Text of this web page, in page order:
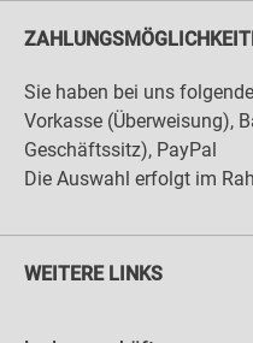
Sie haben bei uns
Vorkasse (Überweisung),
Geschäftssitz), PayPal
Die Auswahl erfolgt im
WEITERE LINKS